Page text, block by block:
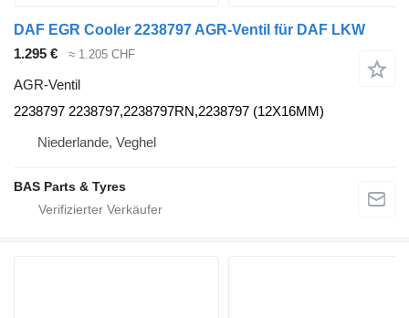
DAF EGR Cooler 2238797 AGR-Ventil für DAF LKW
1.295 €
≈ 1.205 CHF
AGR-Ventil
2238797 2238797,2238797RN,2238797 (12X16MM)
Niederlande, Veghel
BAS Parts & Tyres